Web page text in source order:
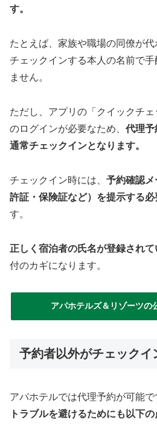
す。
たとえば、家族や職場の同僚が
チェックインする本人の名前で
ません。
ただし、アプリの「クイックチ
のログインが必要なため、 代理予
通常チェックインとなります。
チェックイン時には、 予約確認
許証・保険証など）を提示する必
す。
正しく宿泊者の氏名が登録されて
付のカギになります。
アパホテルズ＆リゾーツの
予約者以外がチェックイ
アパホテルでは代理予約が可能で
トラブルを避けるためにも以下の